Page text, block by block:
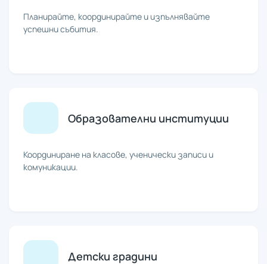
Планирайте, координирайте и изпълнявайте
успешни събития.
Образователни институции
Координиране на класове, ученически записи и
комуникации.
Детски градини